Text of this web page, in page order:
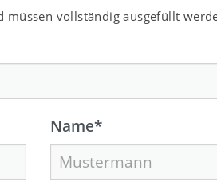
müssen vollständig ausgefüllt
Name*